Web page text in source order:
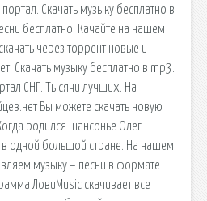
Скачать музыку бесплатно в
бесплатно. Качайте на нашем
через торрент новые и
Скачать музыку бесплатно в mp3.
СНГ. Тысячи лучших. На
Вы можете скачать новую
родился шансонье Олег
одной большой стране. На нашем
музыку – песни в формате
ЛовиMusic скачивает все